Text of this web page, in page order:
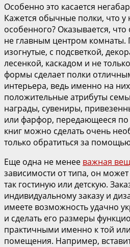
Особенно это касается
Кажется обычные полки, что у
особенного? Оказывается, что
не главным центром комнаты.
изогнутые, с подсветкой,
лесенкой, каскадом и не
формы сделает полки
интерьера, ведь именно на
положительные атрибуты
награды, сувениры,
или фарфор, передающееся по
книг можно сделать очень
только обратиться за
Еще одна не менее важная
зависимости от типа, он
так гостиную или детскую.
индивидуальному заказу и
имеете возможность удачно
и сделать его размеры
практичными именно к той
помещения. Например,